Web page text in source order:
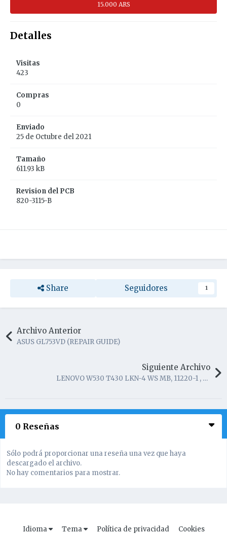
15.000 ARS
Detalles
Visitas
423
Compras
0
Enviado
25 de Octubre del 2021
Tamaño
611.93 kB
Revision del PCB
820-3115-B
Share Seguidores 1
Archivo Anterior
ASUS GL753VD (REPAIR GUIDE)
Siguiente Archivo
LENOVO W530 T430 LKN-4 WS MB, 11220-1 , 11220-3
0 Reseñas
Sólo podrá proporcionar una reseña una vez que haya
descargado el archivo.
No hay comentarios para mostrar.
Idioma Tema Política de privacidad Cookies